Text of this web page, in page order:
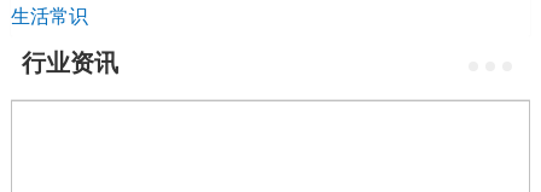
生活常识
行业资讯